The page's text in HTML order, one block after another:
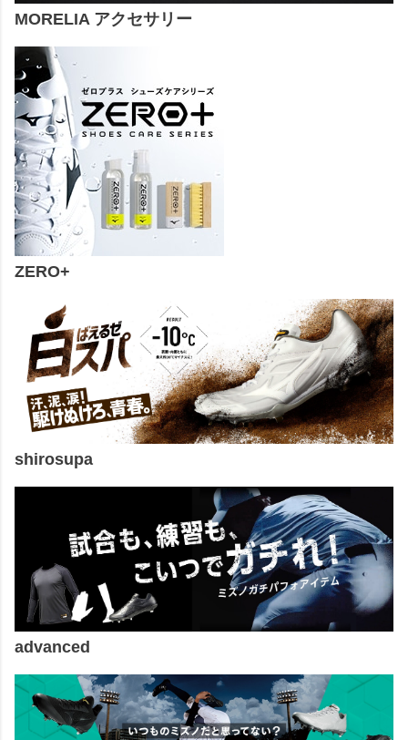
MORELIA アクセサリー
ZERO+
shirosupa
advanced